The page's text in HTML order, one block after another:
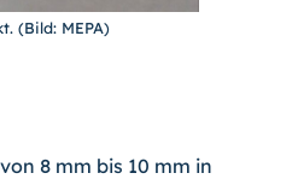
(Bild: MEPA)
8 mm bis 10 mm in